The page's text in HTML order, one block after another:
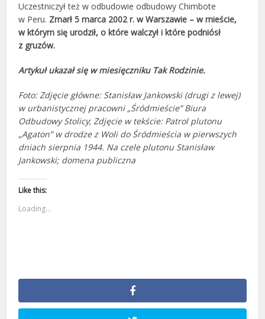
Uczestniczył też w odbudowie odbudowy Chimbote
w Peru. Zmarł 5 marca 2002 r. w Warszawie – w mieście,
w którym się urodził, o które walczył i które podniósł
z gruzów.
Artykuł ukazał się w miesięczniku Tak Rodzinie.
Foto: Zdjęcie główne: Stanisław Jankowski (drugi z lewej)
w urbanistycznej pracowni „Śródmieście” Biura
Odbudowy Stolicy;Zdjęcie w tekście: Patrol plutonu
„Agaton” w drodze z Woli do Śródmieścia w pierwszych
dniach sierpnia 1944. Na czele plutonu Stanisław
Jankowski; domena publiczna
Like this:
Loading...